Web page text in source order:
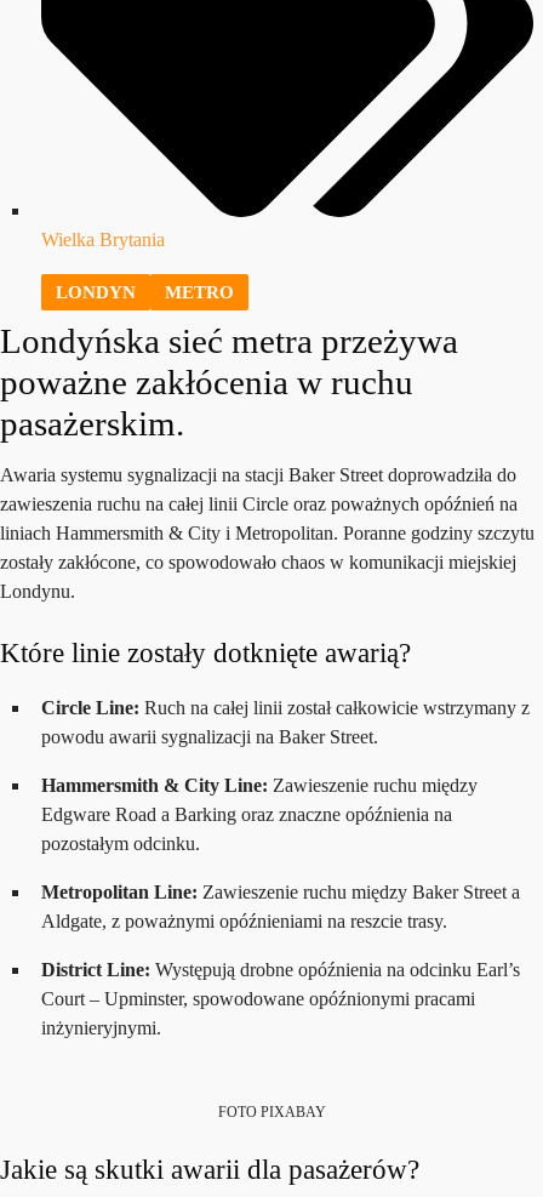
Wielka Brytania
LONDYN METRO
Londyńska sieć metra przeżywa
poważne zakłócenia w ruchu
pasażerskim.
Awaria systemu sygnalizacji na stacji Baker Street doprowadziła do
zawieszenia ruchu na całej linii Circle oraz poważnych opóźnień na
liniach Hammersmith & City i Metropolitan. Poranne godziny szczytu
zostały zakłócone, co spowodowało chaos w komunikacji miejskiej
Londynu.
Które linie zostały dotknięte awarią?
Circle Line: Ruch na całej linii został całkowicie wstrzymany z
powodu awarii sygnalizacji na Baker Street.
Hammersmith & City Line: Zawieszenie ruchu między
Edgware Road a Barking oraz znaczne opóźnienia na
pozostałym odcinku.
Metropolitan Line: Zawieszenie ruchu między Baker Street a
Aldgate, z poważnymi opóźnieniami na reszcie trasy.
District Line: Występują drobne opóźnienia na odcinku Earl’s
Court – Upminster, spowodowane opóźnionymi pracami
inżynieryjnymi.
FOTO PIXABAY
Jakie są skutki awarii dla pasażerów?